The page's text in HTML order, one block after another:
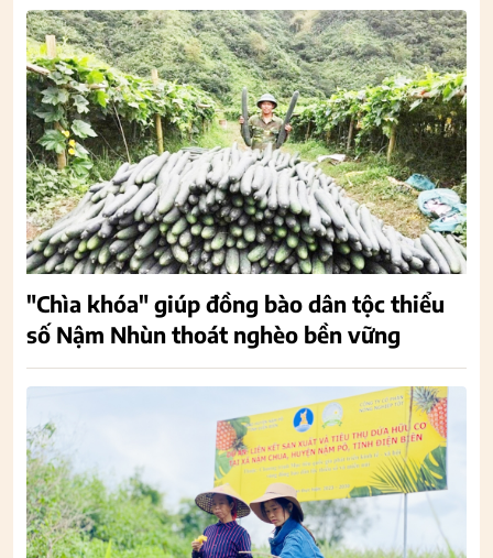
"Chìa khóa" giúp đồng bào dân tộc thiểu
số Nậm Nhùn thoát nghèo bền vững